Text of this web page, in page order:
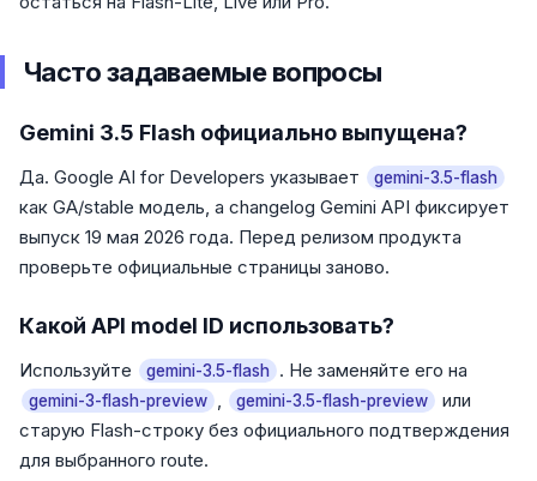
Часто задаваемые вопросы
Gemini 3.5 Flash официально выпущена?
Да. Google AI for Developers указывает gemini-3.5-flash
как GA/stable модель, а changelog Gemini API фиксирует
выпуск 19 мая 2026 года. Перед релизом продукта
проверьте официальные страницы заново.
Какой API model ID использовать?
Используйте gemini-3.5-flash . Не заменяйте его на
gemini-3-flash-preview , gemini-3.5-flash-preview
или
старую Flash-строку без официального подтверждения
для выбранного route.